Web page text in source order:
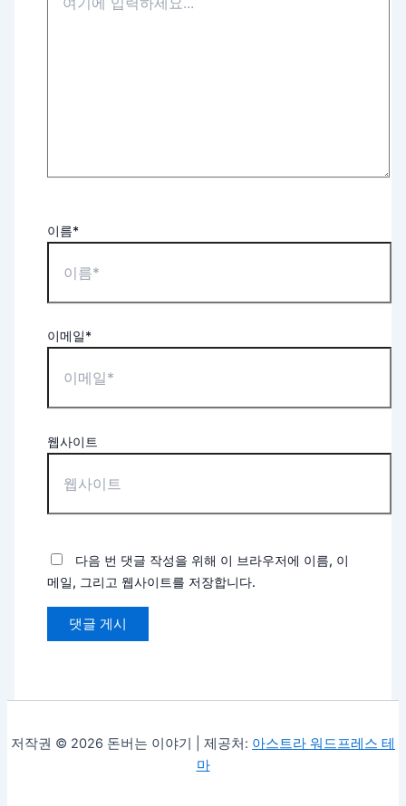
이름*
이메일*
웹사이트
다음 번 댓글 작성을 위해 이 브라우저에 이름, 이
메일, 그리고 웹사이트를 저장합니다.
저작권 © 2026 돈버는 이야기 | 제공처: 아스트라 워드프레스 테
마